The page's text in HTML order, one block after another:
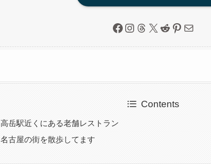
Facebook
Instagram
Threads
X Reddit
Pinterest
Mail
Contents
高岳駅近くにある老舗レストラン
名古屋の街を散歩してます